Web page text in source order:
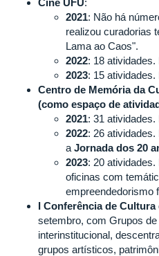
Cine UFU:
2021: Não há
realizou curadorias
Lama ao Caos".
2022: 18
2023: 15
Centro de Memória da
(como espaço de
2021: 31
2022: 26
a Jornada dos 20
2023: 20
oficinas com
empreendedorismo
I Conferência de Cultura
setembro, com Grupos
interinstitucional,
grupos artísticos,